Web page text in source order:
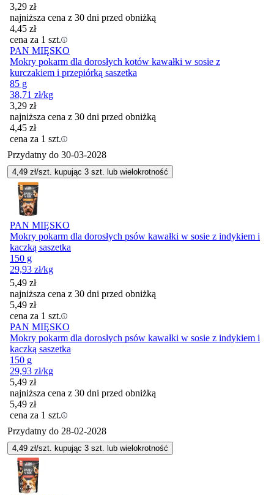
3,29 zł
najniższa cena z 30 dni przed obniżką
4,45 zł
cena za 1 szt.
PAN MIĘSKO
Mokry pokarm dla dorosłych kotów kawałki w sosie z
kurczakiem i przepiórką saszetka
85 g
38,71 zł/kg
3,29 zł
najniższa cena z 30 dni przed obniżką
4,45 zł
cena za 1 szt.
Przydatny do 30-03-2028
4,49 zł/szt. kupując 3 szt. lub wielokrotność
PAN MIĘSKO
Mokry pokarm dla dorosłych psów kawałki w sosie z indykiem i
kaczką saszetka
150 g
29,93 zł/kg
5,49 zł
najniższa cena z 30 dni przed obniżką
5,49 zł
cena za 1 szt.
PAN MIĘSKO
Mokry pokarm dla dorosłych psów kawałki w sosie z indykiem i
kaczką saszetka
150 g
29,93 zł/kg
5,49 zł
najniższa cena z 30 dni przed obniżką
5,49 zł
cena za 1 szt.
Przydatny do 28-02-2028
4,49 zł/szt. kupując 3 szt. lub wielokrotność